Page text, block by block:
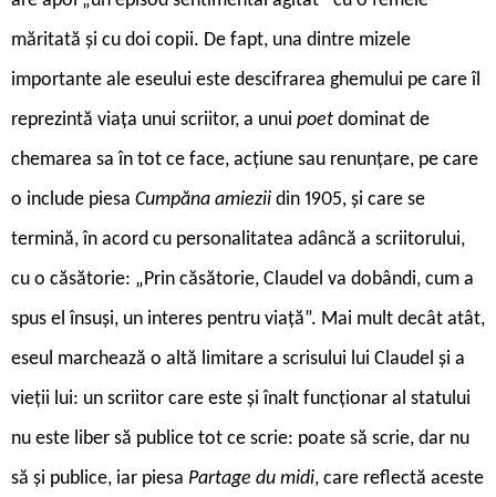
măritată și cu doi copii. De fapt, una dintre mizele
importante ale eseului este descifrarea ghemului pe care îl
reprezintă viața unui scriitor, a unui poet dominat de
chemarea sa în tot ce face, acțiune sau renunțare, pe care
o include piesa Cumpăna amiezii din 1905, și care se
termină, în acord cu personalitatea adâncă a scriitorului,
cu o căsătorie: „Prin căsătorie, Claudel va dobândi, cum a
spus el însuși, un interes pentru viață”. Mai mult decât atât,
eseul marchează o altă limitare a scrisului lui Claudel și a
vieții lui: un scriitor care este și înalt funcționar al statului
nu este liber să publice tot ce scrie: poate să scrie, dar nu
să și publice, iar piesa Partage du midi, care reflectă aceste